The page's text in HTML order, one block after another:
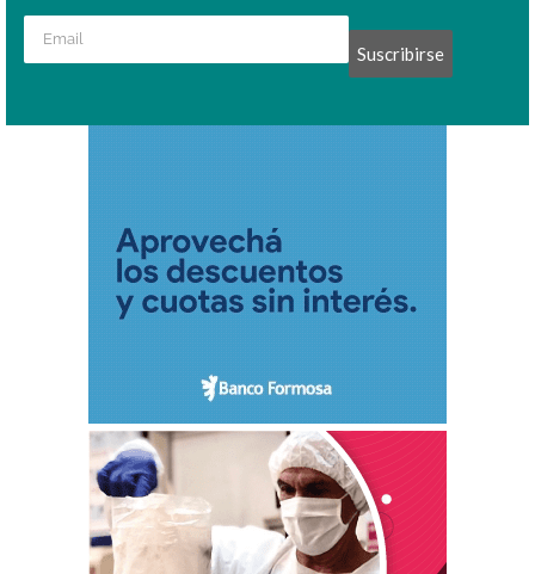
Suscribirse